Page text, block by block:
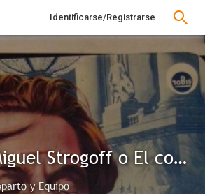
Identificarse/Registrarse
Miguel Strogoff o El correo del zar
y Equipo